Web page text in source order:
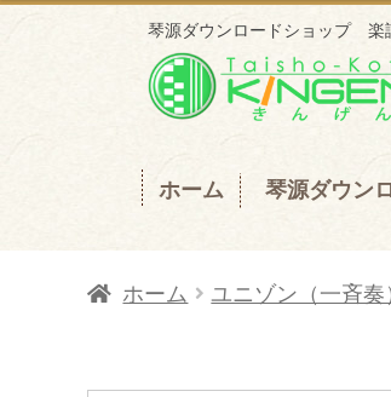
琴源ダウンロードショップ 楽
ナ
ビ
ー
ン
コ
ン
ン
ス
ホーム 琴源ダウン
ホーム ユニゾン（一斉奏